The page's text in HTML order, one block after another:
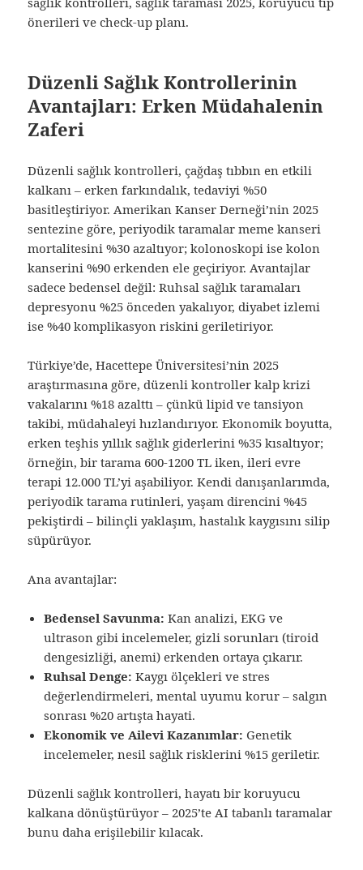
önerileri ve check-up planı.
Düzenli Sağlık Kontrollerinin
Avantajları: Erken Müdahalenin
Zaferi
Düzenli sağlık kontrolleri, çağdaş tıbbın en etkili
kalkanı – erken farkındalık, tedaviyi %50
basitleştiriyor. Amerikan Kanser Derneği’nin 2025
sentezine göre, periyodik taramalar meme kanseri
mortalitesini %30 azaltıyor; kolonoskopi ise kolon
kanserini %90 erkenden ele geçiriyor. Avantajlar
sadece bedensel değil: Ruhsal sağlık taramaları
depresyonu %25 önceden yakalıyor, diyabet izlemi
ise %40 komplikasyon riskini geriletiriyor.
Türkiye’de, Hacettepe Üniversitesi’nin 2025
araştırmasına göre, düzenli kontroller kalp krizi
vakalarını %18 azalttı – çünkü lipid ve tansiyon
takibi, müdahaleyi hızlandırıyor. Ekonomik boyutta,
erken teşhis yıllık sağlık giderlerini %35 kısaltıyor;
örneğin, bir tarama 600-1200 TL iken, ileri evre
terapi 12.000 TL’yi aşabiliyor. Kendi danışanlarımda,
periyodik tarama rutinleri, yaşam direncini %45
pekiştirdi – bilinçli yaklaşım, hastalık kaygısını silip
süpürüyor.
Ana avantajlar:
Bedensel Savunma: Kan analizi, EKG ve
ultrason gibi incelemeler, gizli sorunları (tiroid
dengesizliği, anemi) erkenden ortaya çıkarır.
Ruhsal Denge: Kaygı ölçekleri ve stres
değerlendirmeleri, mental uyumu korur – salgın
sonrası %20 artışta hayati.
Ekonomik ve Ailevi Kazanımlar: Genetik
incelemeler, nesil sağlık risklerini %15 geriletir.
Düzenli sağlık kontrolleri, hayatı bir koruyucu
kalkana dönüştürüyor – 2025’te AI tabanlı taramalar
bunu daha erişilebilir kılacak.